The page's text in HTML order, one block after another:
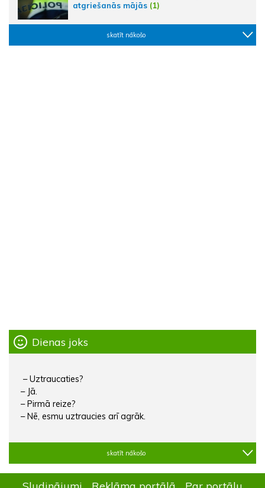
atgriešanās mājās (1)
skatīt nākošo
Dienas joks
– Uztraucaties?
– Jā.
– Pirmā reize?
– Nē, esmu uztraucies arī agrāk.
skatīt nākošo